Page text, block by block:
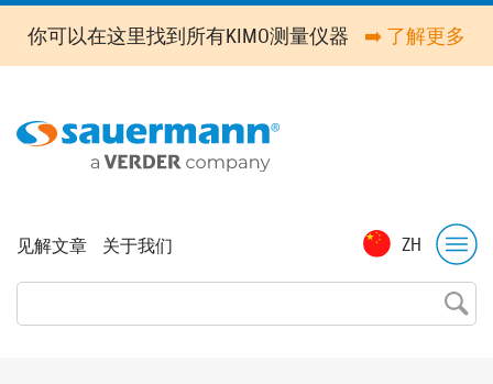
Skip
main
你可以在这里找到所有KIMO测量仪器 ➡️ 了解更多
ZH
Top
见解文章 关于我们